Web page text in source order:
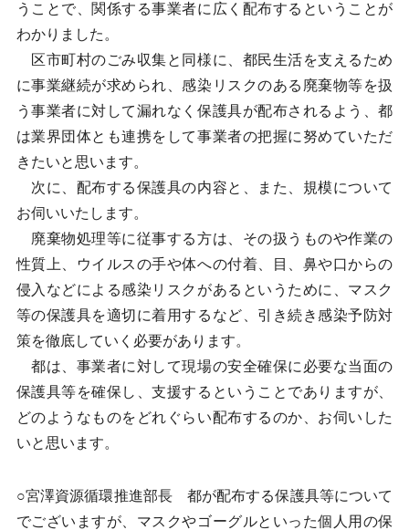
うことで、関係する事業者に広く配布するということが
わかりました。
区市町村のごみ収集と同様に、都民生活を支えるため
に事業継続が求められ、感染リスクのある廃棄物等を扱
う事業者に対して漏れなく保護具が配布されるよう、都
は業界団体とも連携をして事業者の把握に努めていただ
きたいと思います。
次に、配布する保護具の内容と、また、規模について
お伺いいたします。
廃棄物処理等に従事する方は、その扱うものや作業の
性質上、ウイルスの手や体への付着、目、鼻や口からの
侵入などによる感染リスクがあるというために、マスク
等の保護具を適切に着用するなど、引き続き感染予防対
策を徹底していく必要があります。
都は、事業者に対して現場の安全確保に必要な当面の
保護具等を確保し、支援するということでありますが、
どのようなものをどれぐらい配布するのか、お伺いした
いと思います。
○宮澤資源循環推進部長 都が配布する保護具等について
でございますが、マスクやゴーグルといった個人用の保